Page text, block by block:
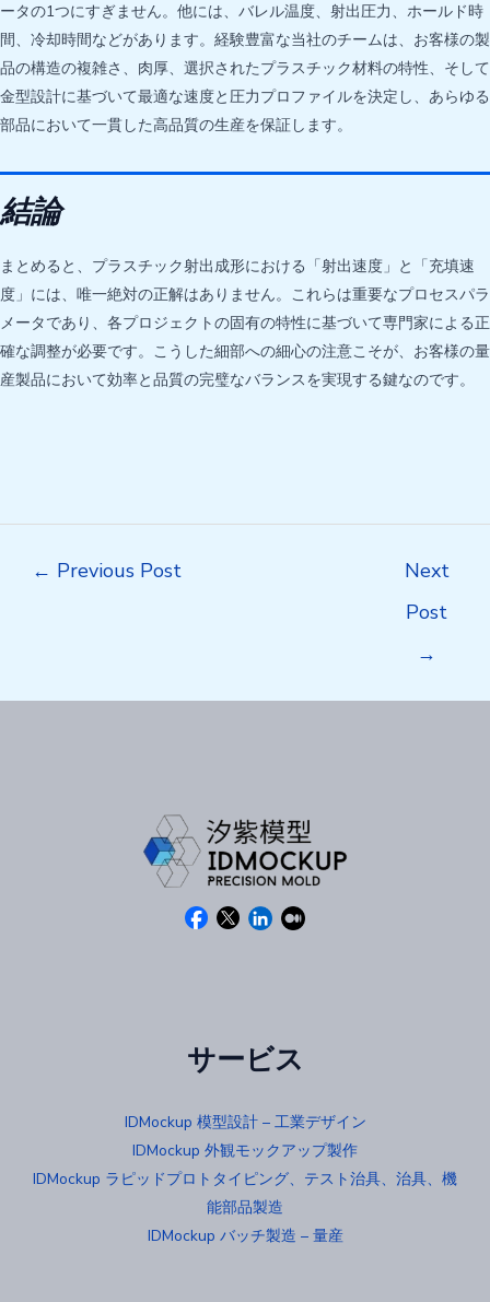
ータの1つにすぎません。他には、バレル温度、射出圧力、ホールド時
間、冷却時間などがあります。経験豊富な当社のチームは、お客様の製
品の構造の複雑さ、肉厚、選択されたプラスチック材料の特性、そして
金型設計に基づいて最適な速度と圧力プロファイルを決定し、あらゆる
部品において一貫した高品質の生産を保証します。
結論
まとめると、プラスチック射出成形における「射出速度」と「充填速
度」には、唯一絶対の正解はありません。これらは重要なプロセスパラ
メータであり、各プロジェクトの固有の特性に基づいて専門家による正
確な調整が必要です。こうした細部への細心の注意こそが、お客様の量
産製品において効率と品質の完璧なバランスを実現する鍵なのです。
← Previous Post
Next
Post
→
サービス
IDMockup 模型設計 – 工業デザイン
IDMockup 外観モックアップ製作
IDMockup ラピッドプロトタイピング、テスト治具、治具、機
能部品製造
IDMockup バッチ製造 – 量産